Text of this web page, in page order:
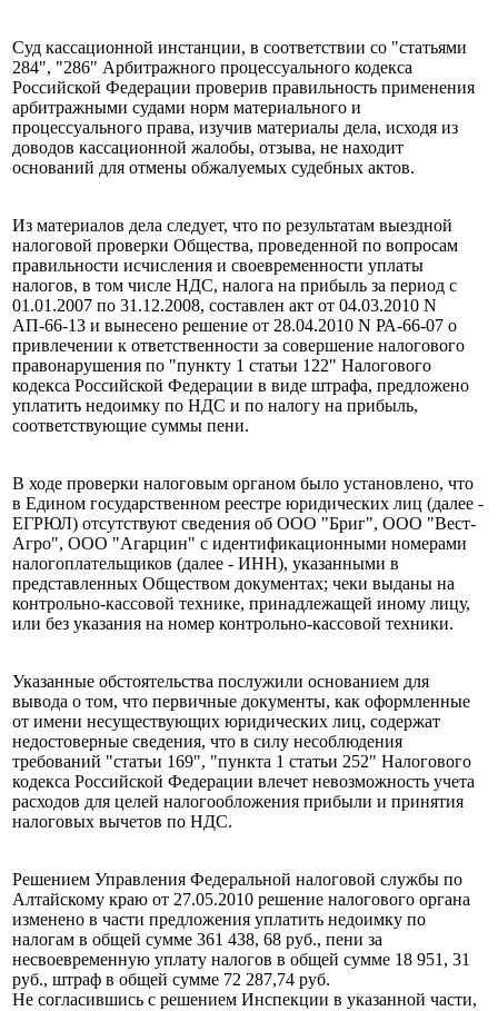
Суд кассационной инстанции, в соответствии со "статьями
284", "286" Арбитражного процессуального кодекса
Российской Федерации проверив правильность применения
арбитражными судами норм материального и
процессуального права, изучив материалы дела, исходя из
доводов кассационной жалобы, отзыва, не находит
оснований для отмены обжалуемых судебных актов.
Из материалов дела следует, что по результатам выездной
налоговой проверки Общества, проведенной по вопросам
правильности исчисления и своевременности уплаты
налогов, в том числе НДС, налога на прибыль за период с
01.01.2007 по 31.12.2008, составлен акт от 04.03.2010 N
АП-66-13 и вынесено решение от 28.04.2010 N РА-66-07 о
привлечении к ответственности за совершение налогового
правонарушения по "пункту 1 статьи 122" Налогового
кодекса Российской Федерации в виде штрафа, предложено
уплатить недоимку по НДС и по налогу на прибыль,
соответствующие суммы пени.
В ходе проверки налоговым органом было установлено, что
в Едином государственном реестре юридических лиц (далее -
ЕГРЮЛ) отсутствуют сведения об ООО "Бриг", ООО "Вест-
Агро", ООО "Агарцин" с идентификационными номерами
налогоплательщиков (далее - ИНН), указанными в
представленных Обществом документах; чеки выданы на
контрольно-кассовой технике, принадлежащей иному лицу,
или без указания на номер контрольно-кассовой техники.
Указанные обстоятельства послужили основанием для
вывода о том, что первичные документы, как оформленные
от имени несуществующих юридических лиц, содержат
недостоверные сведения, что в силу несоблюдения
требований "статьи 169", "пункта 1 статьи 252" Налогового
кодекса Российской Федерации влечет невозможность учета
расходов для целей налогообложения прибыли и принятия
налоговых вычетов по НДС.
Решением Управления Федеральной налоговой службы по
Алтайскому краю от 27.05.2010 решение налогового органа
изменено в части предложения уплатить недоимку по
налогам в общей сумме 361 438, 68 руб., пени за
несвоевременную уплату налогов в общей сумме 18 951, 31
руб., штраф в общей сумме 72 287,74 руб.
Не согласившись с решением Инспекции в указанной части,